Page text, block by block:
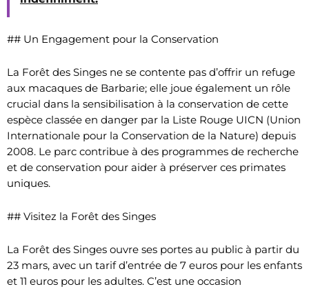
## Un Engagement pour la Conservation
La Forêt des Singes ne se contente pas d’offrir un refuge
aux macaques de Barbarie; elle joue également un rôle
crucial dans la sensibilisation à la conservation de cette
espèce classée en danger par la Liste Rouge UICN (Union
Internationale pour la Conservation de la Nature) depuis
2008. Le parc contribue à des programmes de recherche
et de conservation pour aider à préserver ces primates
uniques.
## Visitez la Forêt des Singes
La Forêt des Singes ouvre ses portes au public à partir du
23 mars, avec un tarif d’entrée de 7 euros pour les enfants
et 11 euros pour les adultes. C’est une occasion